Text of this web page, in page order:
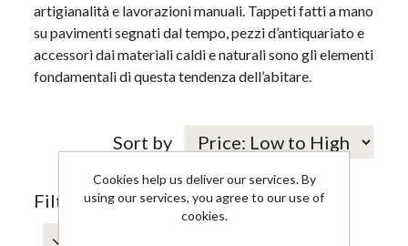
artigianalità e lavorazioni manuali. Tappeti fatti a mano
su pavimenti segnati dal tempo, pezzi d’antiquariato e
accessori dai materiali caldi e naturali sono gli elementi
fondamentali di questa tendenza dell’abitare.
Sort by
Filter by attributes
Cookies help us deliver our services. By
using our services, you agree to our use of
cookies.